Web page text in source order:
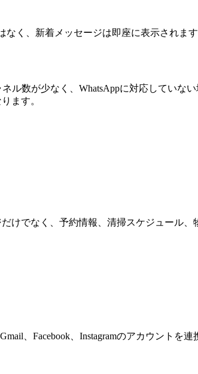
なく、新着メッセージは即座に表示されます
ル数が少なく、WhatsAppに対応していな
ます。
けでなく、予約情報、清掃スケジュール
、Facebook、Instagramのアカウントを連